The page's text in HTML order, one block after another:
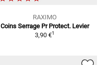
RAXIMO
Coins Serrage Pr Protect. Levier
3,90 €1